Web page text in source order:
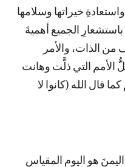
خيراتها وسلامها
باستشعارِ الجميع أهميةَ
من الذات، والأمر
الأمم التي ذلَّت وهانت
قال الله (كانوا لا
هو اليوم المقياس